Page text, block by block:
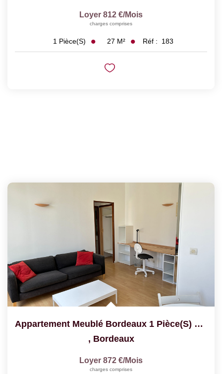
Loyer 812 €/mois
charges comprises
1 Pièce(s) 27 M² Réf : 183
Appartement Meublé Bordeaux 1 Pièce(s) 33.13 M2
, Bordeaux
Loyer 872 €/mois
charges comprises